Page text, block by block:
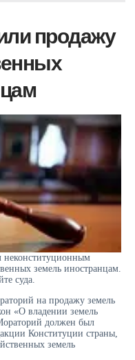
продажу
неконституционным
земель иностранцам.
суда.
на продажу земель
«О владении земель
должен был
Конституции страны,
земель